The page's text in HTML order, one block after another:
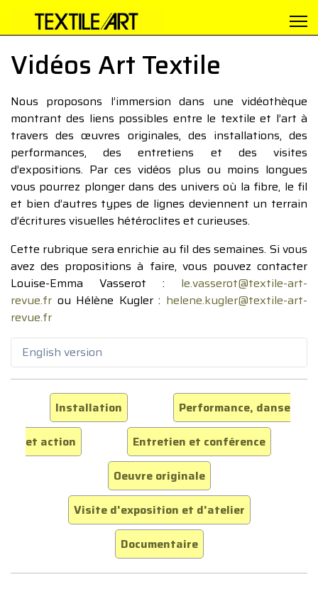
Vidéos Art Textile
Nous proposons l’immersion dans une vidéothèque
montrant des liens possibles entre le textile et l’art à
travers des œuvres originales, des installations, des
performances, des entretiens et des visites
d’expositions. Par ces vidéos plus ou moins longues
vous pourrez plonger dans des univers où la fibre, le fil
et bien d’autres types de lignes deviennent un terrain
d’écritures visuelles hétéroclites et curieuses.
Cette rubrique sera enrichie au fil des semaines. Si vous
avez des propositions à faire, vous pouvez contacter
Louise-Emma Vasserot : le.vasserot@textile-art-
revue.fr ou Hélène Kugler : helene.kugler@textile-art-
revue.fr
English version
Installation
Performance, danse
et action
Entretien et conférence
Oeuvre originale
Visite d'exposition et d'atelier
Documentaire